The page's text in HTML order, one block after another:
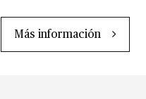
Más información